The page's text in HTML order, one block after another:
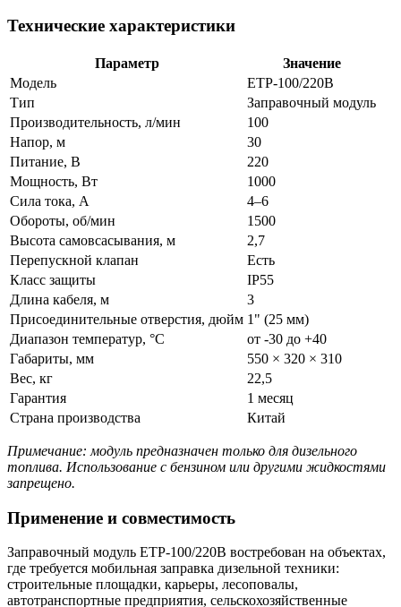
Технические характеристики
Параметр
Значение
Модель
ЕТР-100/220В
Тип
Заправочный модуль
Производительность, л/мин
100
Напор, м
30
Питание, В
220
Мощность, Вт
1000
Сила тока, А
4–6
Обороты, об/мин
1500
Высота самовсасывания, м
2,7
Перепускной клапан
Есть
Класс защиты
IP55
Длина кабеля, м
3
Присоединительные отверстия, дюйм 1" (25 мм)
Диапазон температур, °C
от -30 до +40
Габариты, мм
550 × 320 × 310
Вес, кг
22,5
Гарантия
1 месяц
Страна производства
Китай
Примечание: модуль предназначен только для дизельного
топлива. Использование с бензином или другими жидкостями
запрещено.
Применение и совместимость
Заправочный модуль ЕТР-100/220В востребован на объектах,
где требуется мобильная заправка дизельной техники:
строительные площадки, карьеры, лесоповалы,
автотранспортные предприятия, сельскохозяйственные